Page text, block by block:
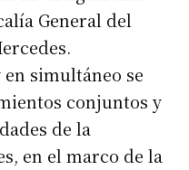
General del
simultáneo se
conjuntos y
de la
en el marco de la